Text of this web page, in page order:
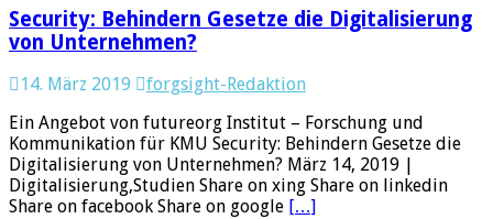
Security: Behindern Gesetze die Digitalisierung
von Unternehmen?
14. März 2019
forgsight-Redaktion
Ein Angebot von futureorg Institut – Forschung und
Kommunikation für KMU Security: Behindern Gesetze die
Digitalisierung von Unternehmen? März 14, 2019 |
Digitalisierung,Studien Share on xing Share on linkedin
Share on facebook Share on google […]